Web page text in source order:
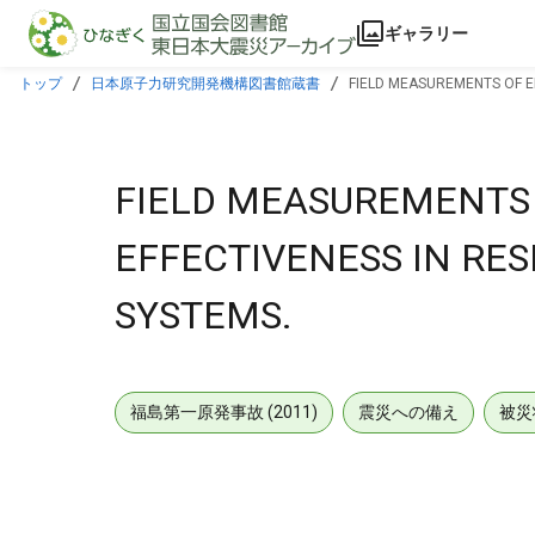
本文に飛ぶ
ギャラリー
トップ 日本原子力研究開発機構図書館蔵書 FIELD MEASUREMENTS OF
FIELD
EFFECTIVENESS IN
SYSTEMS.
福島第一原発事故 (2011) 震災への備え 被災